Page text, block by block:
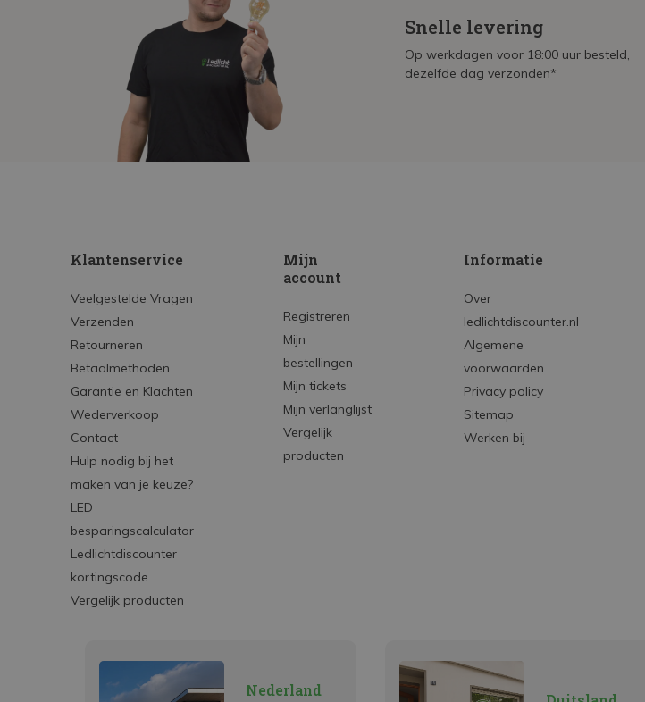
Snelle levering
Op werkdagen voor 18:00 uur besteld,
dezelfde dag verzonden*
Klantenservice
Veelgestelde Vragen
Verzenden
Retourneren
Betaalmethoden
Garantie en Klachten
Wederverkoop
Contact
Hulp nodig bij het
maken van je keuze?
LED
besparingscalculator
Ledlichtdiscounter
kortingscode
Vergelijk producten
Mijn
account
Registreren
Mijn
bestellingen
Mijn tickets
Mijn verlanglijst
Vergelijk
producten
Informatie
Over
ledlichtdiscounter.nl
Algemene
voorwaarden
Privacy policy
Sitemap
Werken bij
Nederland